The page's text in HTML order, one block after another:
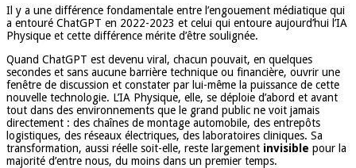
Il y a une différence fondamentale entre l’engouement médiatique qui
a entouré ChatGPT en 2022-2023 et celui qui entoure aujourd’hui l’IA
Physique et cette différence mérite d’être soulignée.
Quand ChatGPT est devenu viral, chacun pouvait, en quelques
secondes et sans aucune barrière technique ou financière, ouvrir une
fenêtre de discussion et constater par lui-même la puissance de cette
nouvelle technologie. L’IA Physique, elle, se déploie d’abord et avant
tout dans des environnements que le grand public ne voit jamais
directement : des chaînes de montage automobile, des entrepôts
logistiques, des réseaux électriques, des laboratoires cliniques. Sa
transformation, aussi réelle soit-elle, reste largement invisible pour la
majorité d’entre nous, du moins dans un premier temps.